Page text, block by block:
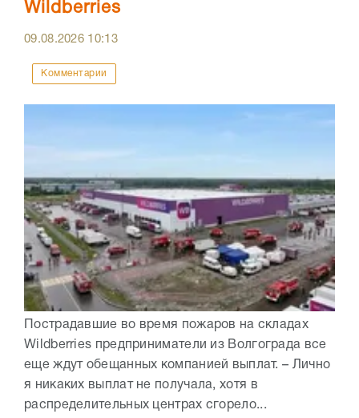
Wildberries
09.08.2026 10:13
Комментарии
Пострадавшие во время пожаров на складах
Wildberries предприниматели из Волгограда все
еще ждут обещанных компанией выплат. – Лично
я никаких выплат не получала, хотя в
распределительных центрах сгорело...